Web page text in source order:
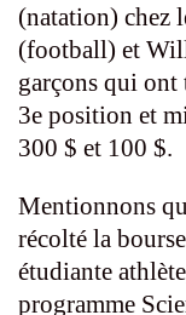
(natation) chez
(football) et
garçons qui ont
3e position et
300 $ et 100 $.
Mentionnons
récolté la
étudiante
programme